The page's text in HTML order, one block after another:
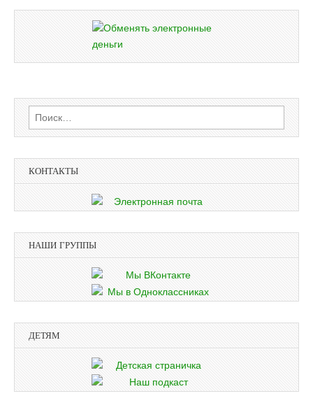
Найти:
КОНТАКТЫ
НАШИ ГРУППЫ
ДЕТЯМ